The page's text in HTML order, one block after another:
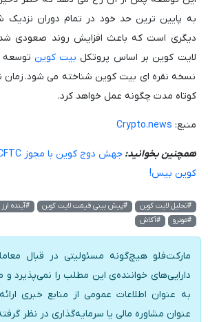
به پایین ترین حد خود در تمام دوران
دیگری است که باعث افزایش روند صعودی
لایت کوین بر اساس پروتکل بیت کوین توسعه
نسخه نقره ای بیت کوین شناخته می شود. زمان
کوتاه مدت چگونه عمل خواهد کرد.
منبع: Crypto.news
همچنین بخوانید:
کوین بیس!
#تحلیل لایت کوین #پیش بینی قیمت لایت کوین #آینده
#مونرو
#آکاش
مارکت‌فلو هیچ‌گونه مسئولیتی در قبال
دارایی‌های خواننده‌ی این مطلب را نمی‌پذیرد و
به عنوان اطلاعات عمومی از منابع خبری
عنوان مشاوره مالی یا سرمایه‌گذاری در نظر